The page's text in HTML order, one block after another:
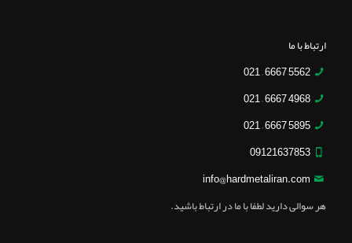
ارتباط با ما
5562 6667 – 021
4968 6667 – 021
5895 6667 – 021
09121637853
info@hardmetaliran.com
هر سوالی دارید لطفا با ما در ارتباط باشید.